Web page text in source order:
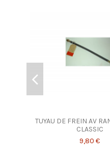
TUYAU DE FREIN AV
CLASSIC
9,80 €